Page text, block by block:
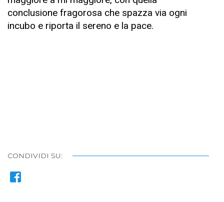
conclusione fragorosa che spazza via ogni
incubo e riporta il sereno e la pace.
CONDIVIDI SU: